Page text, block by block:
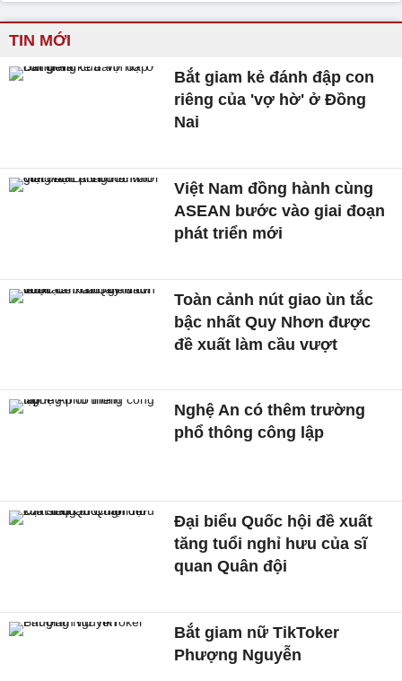
TIN MỚI
Bắt giam kẻ đánh đập con
riêng của 'vợ hờ' ở Đồng
Nai
Việt Nam đồng hành cùng
ASEAN bước vào giai đoạn
phát triển mới
Toàn cảnh nút giao ùn tắc
bậc nhất Quy Nhơn được
đề xuất làm cầu vượt
Nghệ An có thêm trường
phổ thông công lập
Đại biểu Quốc hội đề xuất
tăng tuổi nghỉ hưu của sĩ
quan Quân đội
Bắt giam nữ TikToker
Phượng Nguyễn